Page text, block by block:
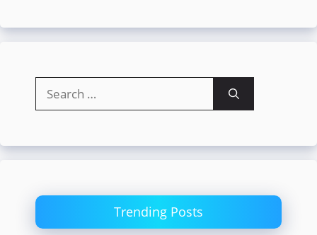
for:
Trending Posts